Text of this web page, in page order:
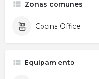
Zonas comunes
Cocina Office
Equipamiento